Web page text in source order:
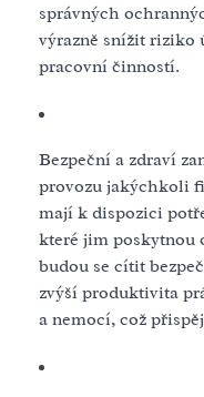
správných
výrazně snížit riziko
pracovní činností.
Bezpeční a zdraví
provozu jakýchkoli
mají k dispozici
které jim poskytnou
budou se cítit
zvýší produktivita
a nemocí, což